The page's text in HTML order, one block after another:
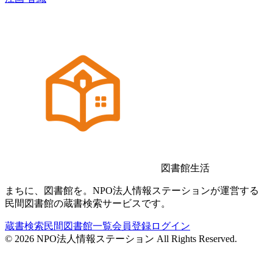
図書館生活
まちに、図書館を。NPO法人情報ステーションが運営する
民間図書館の蔵書検索サービスです。
蔵書検索民間図書館一覧会員登録ログイン
© 2026 NPO法人情報ステーション All Rights Reserved.